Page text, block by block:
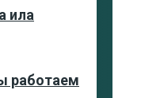
ила
работаем